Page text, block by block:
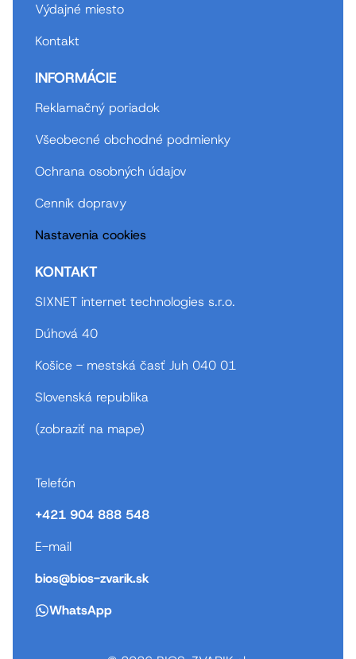
Výdajné miesto
Kontakt
INFORMÁCIE
Reklamačný poriadok
Všeobecné obchodné podmienky
Ochrana osobných údajov
Cenník dopravy
Nastavenia cookies
KONTAKT
SIXNET internet technologies s.r.o.
Dúhová 40
Košice - mestská časť Juh 040 01
Slovenská republika
(zobraziť na mape)
Telefón
+421 904 888 548
E-mail
bios@bios-zvarik.sk
WhatsApp